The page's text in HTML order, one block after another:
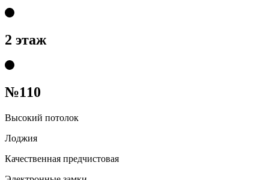
2 этаж
№110
Высокий потолок
Лоджия
Качественная предчистовая